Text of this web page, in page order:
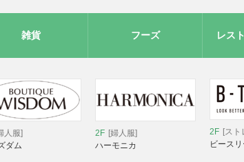
雑貨 フーズ レス
人服]
ダム
2F [婦人服]
ハーモニカ
2F [ス
ビース